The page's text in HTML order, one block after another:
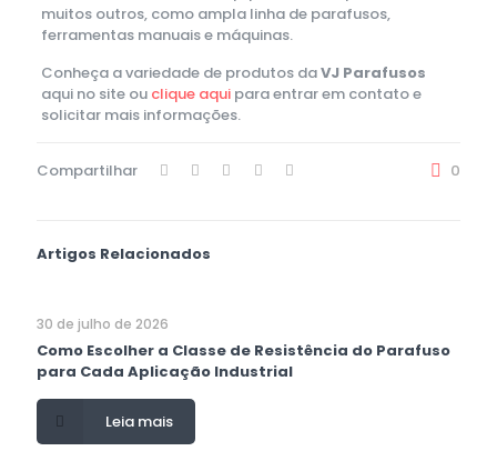
muitos outros, como ampla linha de parafusos,
ferramentas manuais e máquinas.
Conheça a variedade de produtos daVJ Parafusos
aqui no site ou clique aquipara entrar em contato e
solicitar mais informações.
Compartilhar 0
Artigos Relacionados
30 de julho de 2026
Como Escolher a Classe de Resistência do Parafuso
para Cada Aplicação Industrial
Leia mais